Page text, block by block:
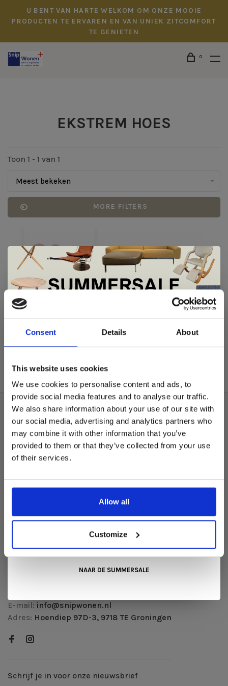
Consent Details About
This website uses cookies
We use cookies to personalise content and ads, to
provide social media features and to analyse our traffic.
We also share information about your use of our site with
our social media, advertising and analytics partners who
may combine it with other information that you’ve
provided to them or that they’ve collected from your use
of their services.
Allow all
Customize
U BENT VAN HARTE WELKOM OM ONZE MOOIE
PRODUCTEN TE ERVAREN EN VAN UNIEK ZITCOMFORT
TE GENIETEN
0
EKSTREM HOES
Toon 1 - 1 van 1
Meest bekeken
MORE FILTERS
Varier
Ekstrem™ hoes
Over ons
Algemene voorwaarden
Privacy Policy
Verzenden & retourneren
Herroeping aanvragen
E-mail: info@snipwonen.nl
Adres: Hoendiep 97D-3, 9718 TE Groningen
Schrijf je in voor onze nieuwsbrief
De Summer Sale bij Snip Wonen+ is
gestart!
woonaccessoires aan te schaffen met aantrekkelijke kortingen.
In onze showroom vind je een uitgebreide selectie
designmeubelen van gerenommeerde Nederlandse en Europese
merken. Onder andere showroommodellen vanHarvink ,
Gelderland,Swedese,Sculptures JeuxenArtisanzijn nu extra
voordelig verkrijgbaar. Profiteer van unieke aanbiedingen zolang
de voorraad strekt!
Liever nieuw bestellen? Ook dan krijgt u een vriendelijke
designmeubel geheel naar wens samen te stellen, met de
mag verwachten.
Kom langs in onze showroom, doe inspiratie op en ontdek de
mooiste aanbiedingen tijdens de
Summer Sale van Snip
. De koffie of thee staat voor je klaar!
NAAR DE SUMMERSALE